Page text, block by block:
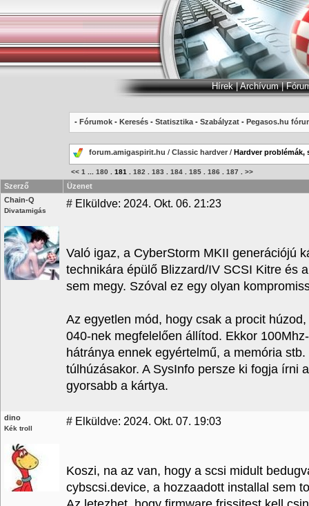
Hírek|Archívum|
- Fórumok - Keresés - Statisztika - Szabályzat - Pegasos.hu
forum.amigaspirit.hu / Classic hardver / Hardver problémák,
<< 1 180 181 182 183 184 185 186 187 >>
Szerző
Üzenet
Chain-Q
Divatamigás
# Elküldve: 2024. Okt. 06. 21:23
Való igaz, a CyberStorm MKII generációjú
technikára épülő Blizzard/IV SCSI Kitre és
sem megy. Szóval ez egy olyan
Az egyetlen mód, hogy csak a procit
040-nek megfelelően állítod. Ekkor
hátránya ennek egyértelmű, a memória
túlhúzásakor. A SysInfo persze ki fogja írni
gyorsabb a kártya.
dino
Kék troll
# Elküldve: 2024. Okt. 07. 19:03
Koszi, na az van, hogy a scsi midult
cybscsi.device, a hozzaadott installal sem